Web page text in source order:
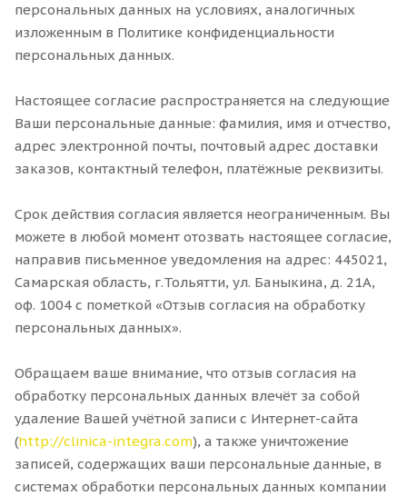
персональных данных на условиях, аналогичных
изложенным в Политике конфиденциальности
персональных данных.
Настоящее согласие распространяется на следующие
Ваши персональные данные: фамилия, имя и отчество,
адрес электронной почты, почтовый адрес доставки
заказов, контактный телефон, платёжные реквизиты.
Срок действия согласия является неограниченным. Вы
можете в любой момент отозвать настоящее согласие,
направив письменное уведомления на адрес: 445021,
Самарская область, г.Тольятти, ул. Баныкина, д. 21А,
оф. 1004 с пометкой «Отзыв согласия на обработку
персональных данных».
Обращаем ваше внимание, что отзыв согласия на
обработку персональных данных влечёт за собой
удаление Вашей учётной записи с Интернет-сайта
(http://clinica-integra.com), а также уничтожение
записей, содержащих ваши персональные данные, в
системах обработки персональных данных компании